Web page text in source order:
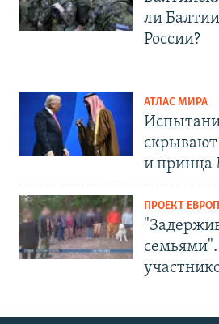
ли
России?
АТЛАС МИРА
и принца
ПРОЕКТ